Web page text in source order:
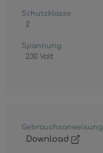
Schutzklasse
2
Spannung
230 Volt
Gebrauchsanweisung
Download